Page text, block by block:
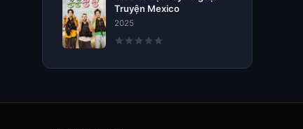
Truyện Mexico
2025